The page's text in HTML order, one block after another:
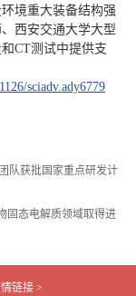
境重大装备结构强
西安交通大学大型
CT测试中提供支
sciadv.ady6779
队获批国家重点研发计
固态电解质领域取得进
链接 >